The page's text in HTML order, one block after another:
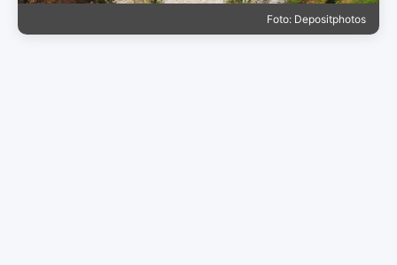
Foto: Depositphotos